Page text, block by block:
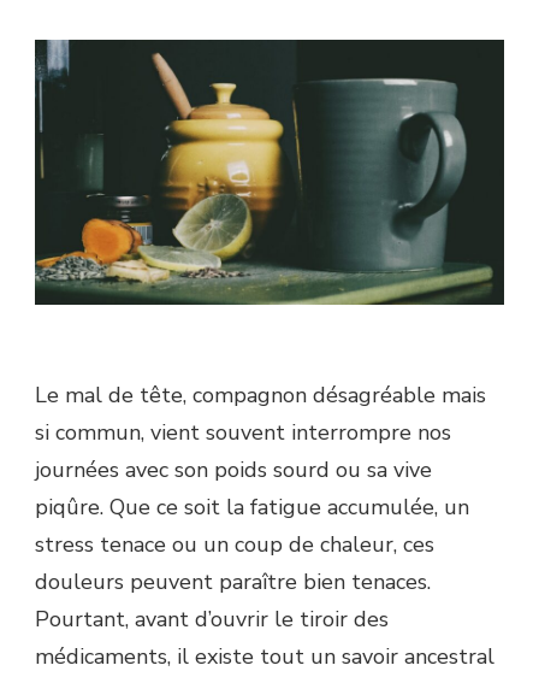
GRAND-
SOULAGER
LES
MAUX
DE
TÊTE
Le mal de tête, compagnon désagréable mais
si commun, vient souvent interrompre nos
journées avec son poids sourd ou sa vive
piqûre. Que ce soit la fatigue accumulée, un
stress tenace ou un coup de chaleur, ces
douleurs peuvent paraître bien tenaces.
Pourtant, avant d’ouvrir le tiroir des
médicaments, il existe tout un savoir ancestral